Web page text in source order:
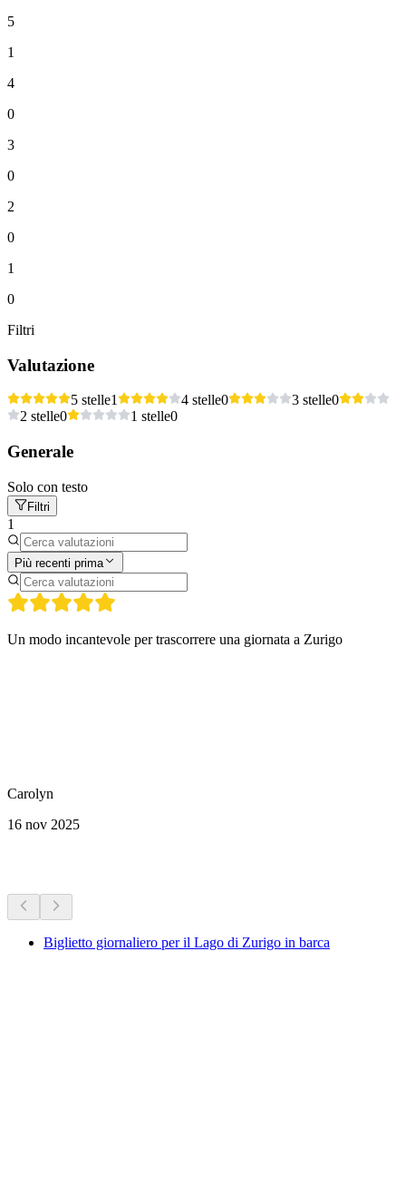
5
1
4
0
3
0
2
0
1
0
Filtri
Valutazione
5 stelle1 4 stelle0 3 stelle0
2 stelle0 1 stelle0
Generale
Solo con testo
Filtri
1
Più recenti prima
Un modo incantevole per trascorrere una giornata a Zurigo
Carolyn
16 nov 2025
Biglietto giornaliero per il Lago di Zurigo in barca